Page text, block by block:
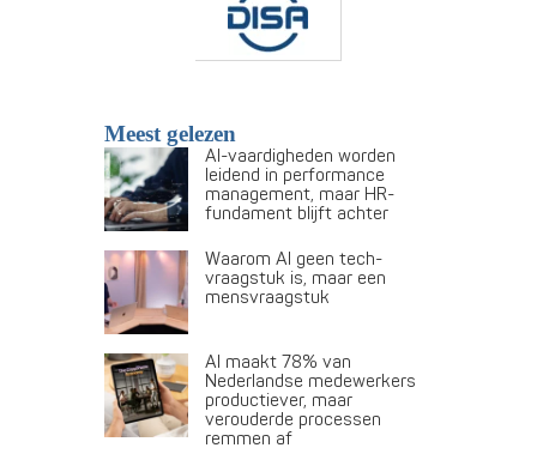
Meest gelezen
AI-vaardigheden worden
leidend in performance
management, maar HR-
fundament blijft achter
Waarom AI geen tech-
vraagstuk is, maar een
mensvraagstuk
AI maakt 78% van
Nederlandse medewerkers
productiever, maar
verouderde processen
remmen af